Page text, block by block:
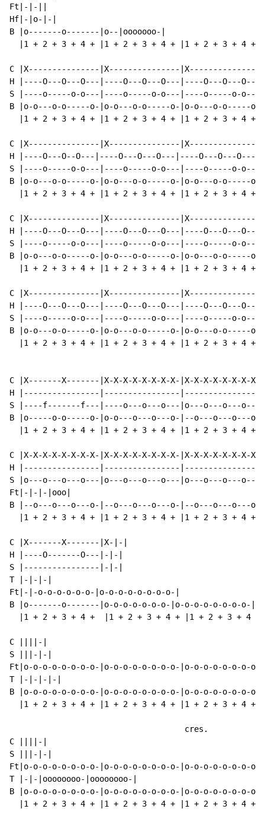
Ft|-|-||
Hf|-|o-|-|
B |o-------o-------|o--|ooooooo-|
  |1 + 2 + 3 + 4 + |1 + 2 + 3 + 4 + |1 + 2 + 3 + 4 + |
C |X---------------|X---------------
H |----O---O---O---|----O---O---O---|----O---O---
S |----o-----o-o---|----o-----o-o---|----o-----o-
B |o-o---o-o-----o-|o-o---o-o-----o-|o-o---o-o-----
|1 + 2 + 3 + 4 + |1 + 2 + 3 + 4 + |1 + 2 + 3 + 4 +
C |X---------------|X---------------
H |----O---O--O---|----O---O---O---|----O---O---O---
S |----o-----o-o---|----o-----o-o---|----o-----o-
B |o-o---o-o-----o-|o-o---o-o-----o-|o-o---o-o-----
|1 + 2 + 3 + 4 + |1 + 2 + 3 + 4 + |1 + 2 + 3 + 4 +
C |X---------------|X---------------
H |----O---O---O---|----O---O---O---|----O---O---
S |----o-----o-o---|----o-----o-o---|----o-----o-
B |o-o---o-o-----o-|o-o---o-o-----o-|o-o---o-o-----
|1 + 2 + 3 + 4 + |1 + 2 + 3 + 4 + |1 + 2 + 3 + 4 +
C |X---------------|X---------------
H |----O---O---O---|----O---O---O---|----O---O---
S |----o-----o-o---|----o-----o-o---|----o-----o-
B |o-o---o-o-----o-|o-o---o-o-----o-|o-o---o-o-----
|1 + 2 + 3 + 4 + |1 + 2 + 3 + 4 + |1 + 2 + 3 + 4 +
C |X-------X-------|X-X-X-X-X-X-X-X-|X-X-X-X-X-X-X-X-
H |----------------|----------------
S |----f-------f---|----o---o---o---|o---o---o---o---
B |o-----o-o-----o-|o-o---o---o---o-|--o---o---o---
|1 + 2 + 3 + 4 + |1 + 2 + 3 + 4 + |1 + 2 + 3 + 4 +
C |X-X-X-X-X-X-X-X-|X-X-X-X-X-X-X-X-|X-X-X-X-X-X-X-
H |----------------|----------------|----------------
S |o---o---o---o---|o---o---o---o---|o---o---o---o---
Ft|-|-|-|ooo|
B |--o---o---o---o-|--o---o---o---o-|--o---o---o---o-
|1 + 2 + 3 + 4 + |1 + 2 + 3 + 4 + |1 + 2 + 3 + 4 +
C |X-------X-------|X-|-|
H |----O-------O---|-|-|
S |----------------|-|-|
T |-|-|-|
Ft|-|-o-o-o-o-o-o-|o-o-o-o-o-o-o-o-|
B |o-------o-------|o-o-o-o-o-o-o-|o-o-o-o-o-o-o-o-|
  |1 + 2 + 3 + 4 +  |1 + 2 + 3 + 4 + |1 + 2 + 3 + 4 +|
C |||| -
S |||-|-|
Ft|o-o-o-o-o-o-o-o-|o-o-o-o-o-o-o-o-|o-o-o-o-o-o-o-
T |-|-|-|-|
B |o-o-o-o-o-o-o-o-|o-o-o-o-o-o-o-o-|o-o-o-o-o-o-o-
|1 + 2 + 3 + 4 + |1 + 2 + 3 + 4 + |1 + 2 + 3 + 4 +
                                     cres.
C ||||
-
S |||-|-|
Ft|o-o-o-o-o-o-o-o-|o-o-o-o-o-o-o-o-|o-o-o-o-o-o-o-
T |-|-|oooooooo-|oooooooo-|
B |o-o-o-o-o-o-o-o-|o-o-o-o-o-o-o-o-|o-o-o-o-o-o-o-
|1 + 2 + 3 + 4 + |1 + 2 + 3 + 4 + |1 + 2 + 3 + 4 +